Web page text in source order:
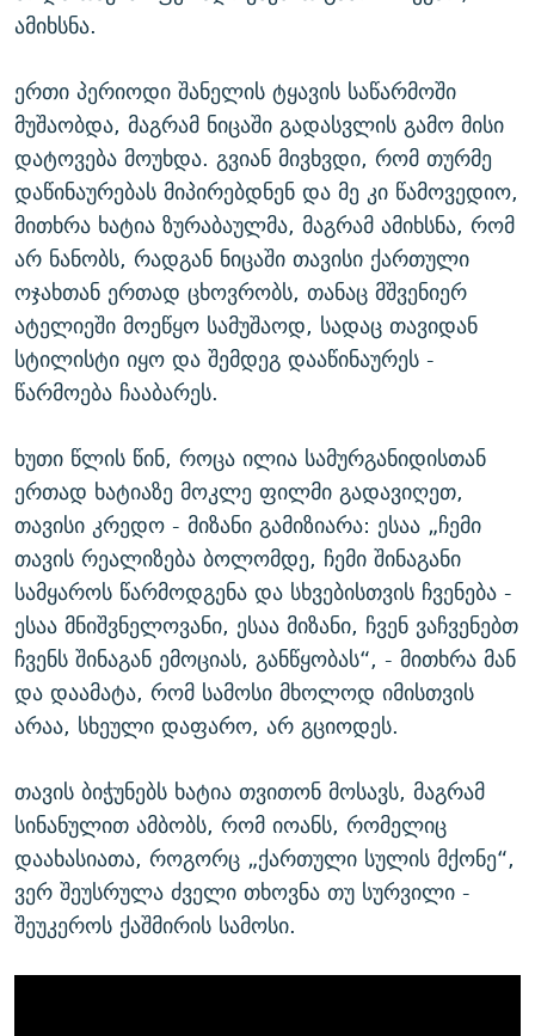
ამიხსნა.
ერთი პერიოდი შანელის ტყავის საწარმოში
მუშაობდა, მაგრამ ნიცაში გადასვლის გამო მისი
დატოვება მოუხდა. გვიან მივხვდი, რომ თურმე
დაწინაურებას მიპირებდნენ და მე კი წამოვედიო,
მითხრა ხატია ზურაბაულმა, მაგრამ ამიხსნა, რომ
არ ნანობს, რადგან ნიცაში თავისი ქართული
ოჯახთან ერთად ცხოვრობს, თანაც მშვენიერ
ატელიეში მოეწყო სამუშაოდ, სადაც თავიდან
სტილისტი იყო და შემდეგ დააწინაურეს -
წარმოება ჩააბარეს.
ხუთი წლის წინ, როცა ილია სამურგანიდისთან
ერთად ხატიაზე მოკლე ფილმი გადავიღეთ,
თავისი კრედო - მიზანი გამიზიარა: ესაა „ჩემი
თავის რეალიზება ბოლომდე, ჩემი შინაგანი
სამყაროს წარმოდგენა და სხვებისთვის ჩვენება -
ესაა მნიშვნელოვანი, ესაა მიზანი, ჩვენ ვაჩვენებთ
ჩვენს შინაგან ემოციას, განწყობას“, - მითხრა მან
და დაამატა, რომ სამოსი მხოლოდ იმისთვის
არაა, სხეული დაფარო, არ გციოდეს.
თავის ბიჭუნებს ხატია თვითონ მოსავს, მაგრამ
სინანულით ამბობს, რომ იოანს, რომელიც
დაახასიათა, როგორც „ქართული სულის მქონე“,
ვერ შეუსრულა ძველი თხოვნა თუ სურვილი -
შეუკეროს ქაშმირის სამოსი.